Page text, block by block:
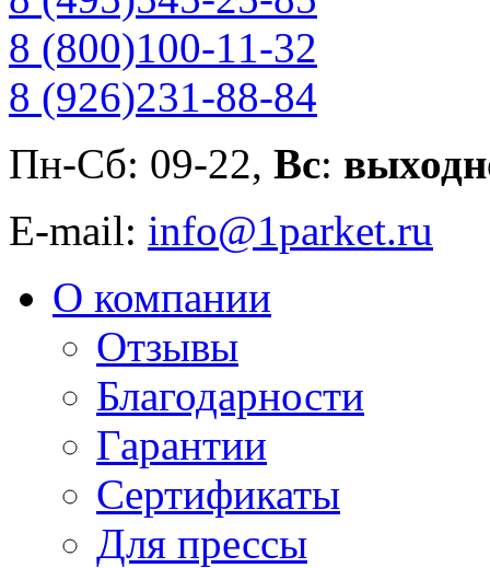
8 (800)100-11-32
8 (926)231-88-84
Пн-Сб: 09-22, Вс:
E-mail: info@1parket.ru
О компании
Отзывы
Благодарности
Гарантии
Сертификаты
Для прессы